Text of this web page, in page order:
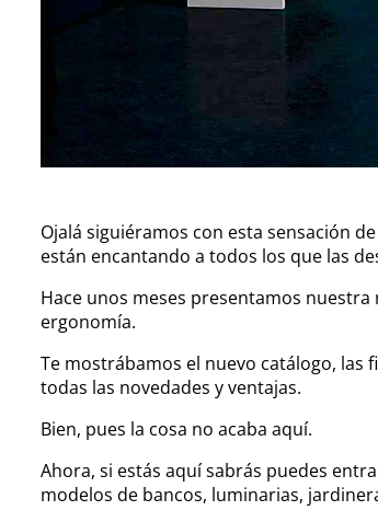
Ojalá siguiéramos con esta sensación
están encantando a todos los que las
Hace unos meses presentamos
ergonomía.
Te mostrábamos el nuevo catálogo, las
todas las novedades y ventajas.
Bien, pues la cosa no acaba aquí.
Ahora, si estás aquí sabrás puedes
modelos de bancos, luminarias,